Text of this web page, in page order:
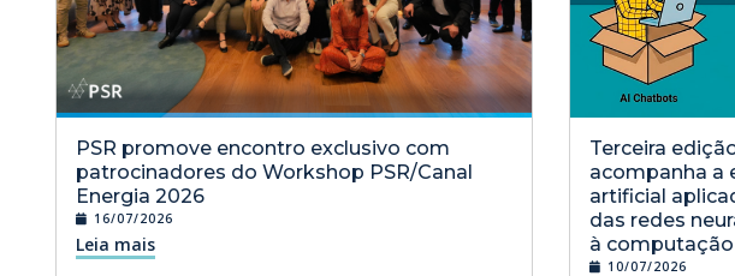
PSR promove encontro exclusivo com
patrocinadores do Workshop PSR/Canal
Energia 2026
16/07/2026
Leia mais
Terceira
acompanha a
artificial
das redes
à computação
10/07/2026